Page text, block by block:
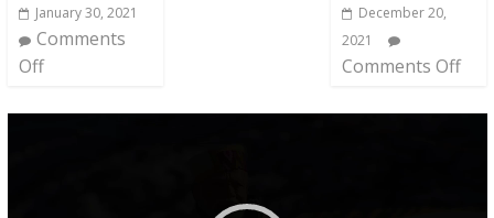
January 30, 2021
Comments
Off
December 20,
2021
Comments Off